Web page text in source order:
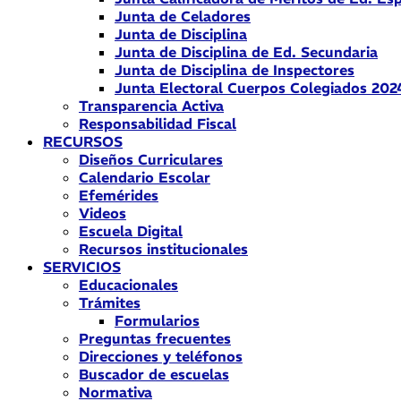
Junta de Celadores
Junta de Disciplina
Junta de Disciplina de Ed. Secundaria
Junta de Disciplina de Inspectores
Junta Electoral Cuerpos Colegiados
Transparencia Activa
Responsabilidad Fiscal
RECURSOS
Diseños Curriculares
Calendario Escolar
Efemérides
Videos
Escuela Digital
Recursos institucionales
SERVICIOS
Educacionales
Trámites
Formularios
Preguntas frecuentes
Direcciones y teléfonos
Buscador de escuelas
Normativa